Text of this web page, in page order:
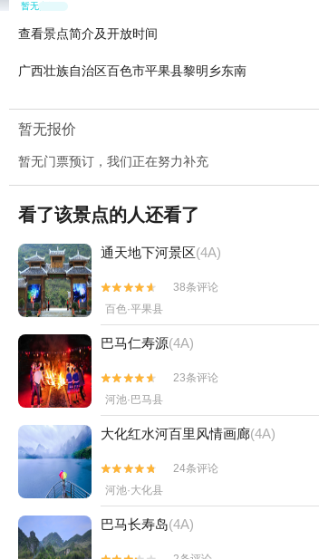
暂无点评
查看景点简介及开放时间
广西壮族自治区百色市平果县黎明乡东南
暂无报价
暂无门票预订，我们正在努力补充
看了该景点的人还看了
通天地下河景区(4A)


38条评论
百色·平果县
巴马仁寿源(4A)


23条评论
河池·巴马县
大化红水河百里风情画廊(4A)


24条评论
河池·大化县
巴马长寿岛(4A)